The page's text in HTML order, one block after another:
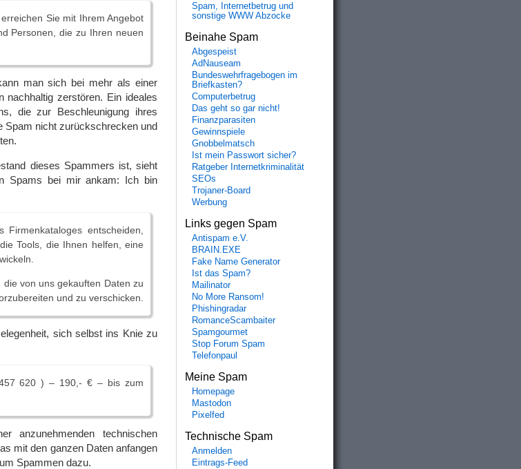
Sie mit Ihrem Angebot
Personen, die zu Ihren neuen
man sich bei mehr als einer
nachhaltig zerstören. Ein ideales
die zur Beschleunigung ihres
Spam nicht zurückschrecken und
dieses Spammers ist, sieht
Spams bei mir ankam: Ich bin
entscheiden,
Tools, die Ihnen helfen, eine
von uns gekauften Daten zu
und zu verschicken.
sich selbst ins Knie zu
620 ) – 190,- € – bis zum
anzunehmenden technischen
mit den ganzen Daten anfangen
Spammen dazu.
Spam, Internetbetrug und
sonstige WWW Abzocke
Beinahe Spam
Abgespeist
AdNauseam
Bundeswehrfragebogen im
Briefkasten?
Computerbetrug
Das geht so gar nicht!
Finanzparasiten
Gewinnspiele
Gnobbelmatsch
Ist mein Passwort sicher?
Ratgeber Internetkriminalität
SEOs
Trojaner-Board
Werbung
Links gegen Spam
Antispam e.V.
BRAIN.EXE
Fake Name Generator
Ist das Spam?
Mailinator
No More Ransom!
Phishingradar
RomanceScambaiter
Spamgourmet
Stop Forum Spam
Telefonpaul
Meine Spam
Homepage
Mastodon
Pixelfed
Technische Spam
Anmelden
Eintrags-Feed